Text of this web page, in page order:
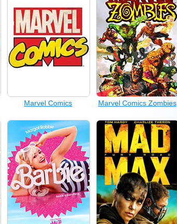
Marvel Comics Marvel Comics Zombies